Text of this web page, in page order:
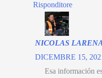
Risponditore
NICOLAS
DICEMBRE 15,
Esa información